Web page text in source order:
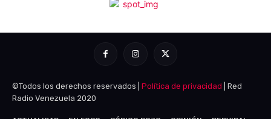
©Todos los derechos reservados | Política de privacidad | Red
Radio Venezuela 2020